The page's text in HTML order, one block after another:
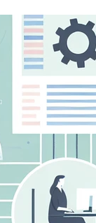
le visite e fonti
Ci aiutano a
al sito.
attraverso il
costruire un